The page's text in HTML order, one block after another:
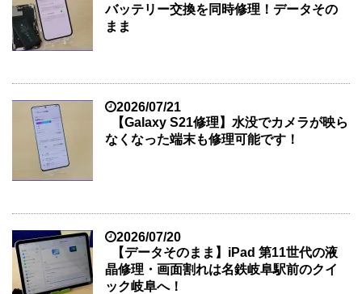
バッテリー交換を同時修理！データその
まま
2026/07/21
【Galaxy S21修理】水没でカメラが映ら
なくなった端末も修理可能です！
2026/07/20
【データそのまま】iPad 第11世代の液
晶修理・画面割れは名鉄岐阜駅前のクイ
ック岐阜へ！